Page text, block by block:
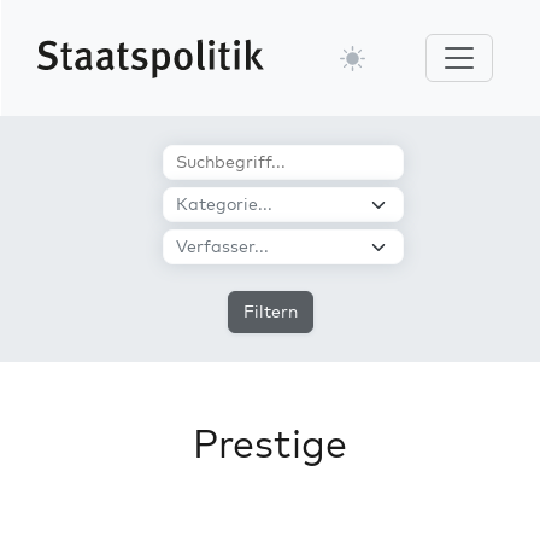
Filtern
Prestige